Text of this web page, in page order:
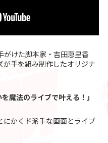
がけた脚本家・吉田恵里香
が手を組み制作したオリジナ
魔法のライブで叶える！」
にかくド派手な画面とライブ